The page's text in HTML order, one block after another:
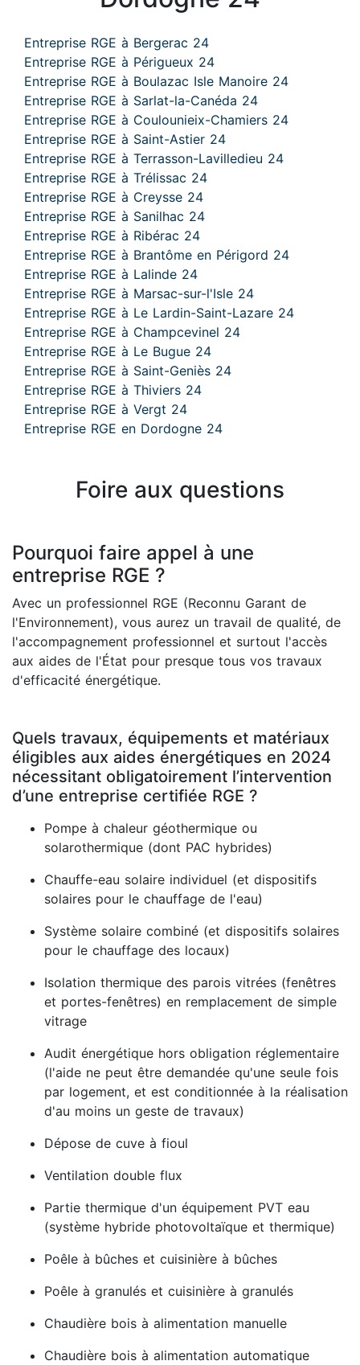
Entreprise RGE à Bergerac 24
Entreprise RGE à Périgueux 24
Entreprise RGE à Boulazac Isle Manoire 24
Entreprise RGE à Sarlat-la-Canéda 24
Entreprise RGE à Coulounieix-Chamiers 24
Entreprise RGE à Saint-Astier 24
Entreprise RGE à Terrasson-Lavilledieu 24
Entreprise RGE à Trélissac 24
Entreprise RGE à Creysse 24
Entreprise RGE à Sanilhac 24
Entreprise RGE à Ribérac 24
Entreprise RGE à Brantôme en Périgord 24
Entreprise RGE à Lalinde 24
Entreprise RGE à Marsac-sur-l'Isle 24
Entreprise RGE à Le Lardin-Saint-Lazare 24
Entreprise RGE à Champcevinel 24
Entreprise RGE à Le Bugue 24
Entreprise RGE à Saint-Geniès 24
Entreprise RGE à Thiviers 24
Entreprise RGE à Vergt 24
Entreprise RGE en Dordogne 24
Foire aux questions
Pourquoi faire appel à une
entreprise RGE ?
Avec un professionnel RGE (Reconnu Garant de
l'Environnement), vous aurez un travail de qualité, de
l'accompagnement professionnel et surtout l'accès
aux aides de l'État pour presque tous vos travaux
d'efficacité énergétique.
Quels travaux, équipements et matériaux
éligibles aux aides énergétiques en 2024
nécessitant obligatoirement l’intervention
d’une entreprise certifiée RGE ?
Pompe à chaleur géothermique ou
solarothermique (dont PAC hybrides)
Chauffe-eau solaire individuel (et dispositifs
solaires pour le chauffage de l'eau)
Système solaire combiné (et dispositifs solaires
pour le chauffage des locaux)
Isolation thermique des parois vitrées (fenêtres
et portes-fenêtres) en remplacement de simple
vitrage
Audit énergétique hors obligation réglementaire
(l'aide ne peut être demandée qu'une seule fois
par logement, et est conditionnée à la réalisation
d'au moins un geste de travaux)
Dépose de cuve à fioul
Ventilation double flux
Partie thermique d'un équipement PVT eau
(système hybride photovoltaïque et thermique)
Poêle à bûches et cuisinière à bûches
Poêle à granulés et cuisinière à granulés
Chaudière bois à alimentation manuelle
Chaudière bois à alimentation automatique